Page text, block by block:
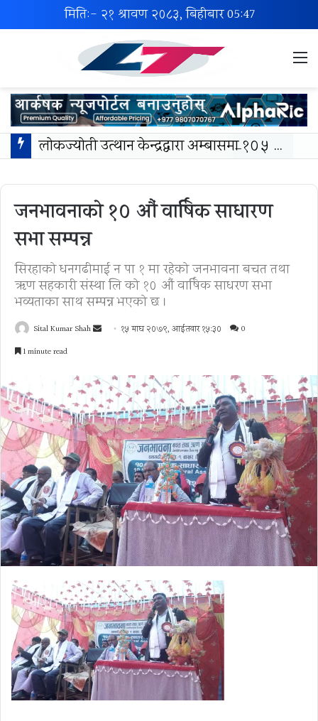
मिति:- २१ श्रावण २०८३, बिहीबार05:47
लोकज्योती उत्थान केन्द्रद्वारा अम्बासमा १०५ विपन्न विद्यार्थीलाई शैक्षिक तथा खेलकुद सामग्री वितरण
जनभावनाको १० औं वार्षिक साधारण
सभा सम्पन्न
सिरहाको धनगढीमाई न पा १ मा रहेको जनभावना बचत तथा
ऋण सहकारी संस्था लि को १० औं वार्षिक साधरण सभा
भव्यताका साथ सम्पन्न भएको छ ।
Sital Kumar Shah
Send १५ माघ २०७९, आईतवार १५:३०
0
1 minute read